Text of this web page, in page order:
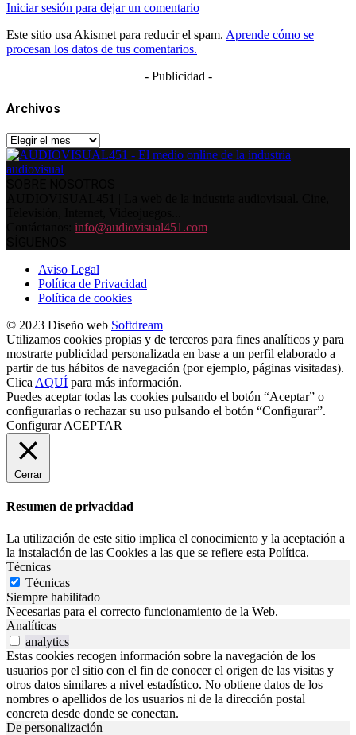
Iniciar sesión para dejar un comentario
Este sitio usa Akismet para reducir el spam. Aprende cómo se
procesan los datos de tus comentarios.
- Publicidad -
Archivos
Archivos
info@audiovisual451.com
Aviso Legal
Política de Privacidad
Política de cookies
© 2023 Diseño web Softdream
Utilizamos cookies propias y de terceros para fines analíticos y para
mostrarte publicidad personalizada en base a un perfil elaborado a
partir de tus hábitos de navegación (por ejemplo, páginas visitadas).
Clica AQUÍ para más información.
Puedes aceptar todas las cookies pulsando el botón “Aceptar” o
configurarlas o rechazar su uso pulsando el botón “Configurar”.
Configurar ACEPTAR
Cerrar
Resumen de privacidad
La utilización de este sitio implica el conocimiento y la aceptación a
la instalación de las Cookies a las que se refiere esta Política.
Técnicas
Técnicas
Siempre habilitado
Necesarias para el correcto funcionamiento de la Web.
Analíticas
analytics
Estas cookies recogen información sobre la navegación de los
usuarios por el sitio con el fin de conocer el origen de las visitas y
otros datos similares a nivel estadístico. No obtiene datos de los
nombres o apellidos de los usuarios ni de la dirección postal
concreta desde donde se conectan.
De personalización